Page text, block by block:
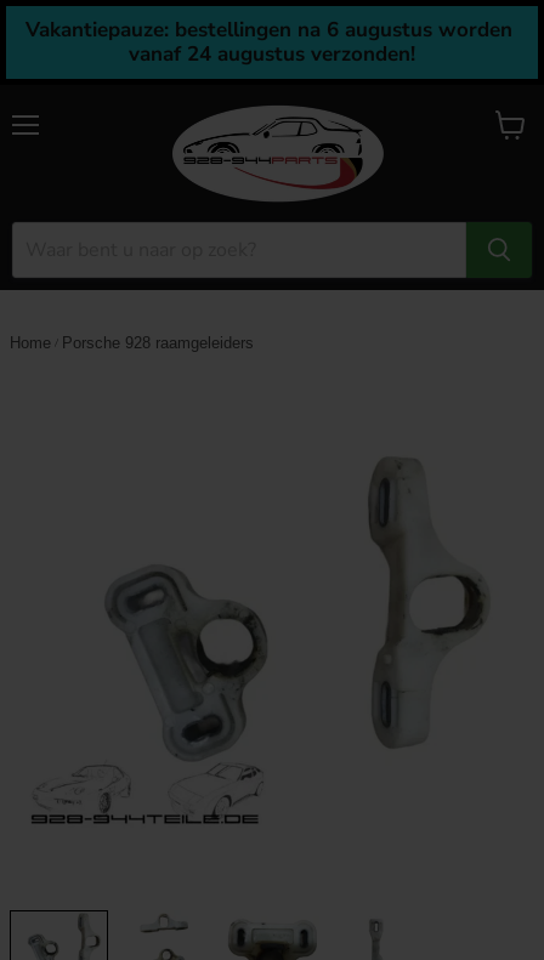
Vakantiepauze: bestellingen na 6 augustus worden
vanaf 24 augustus verzonden!
Home Porsche 928 raamgeleiders